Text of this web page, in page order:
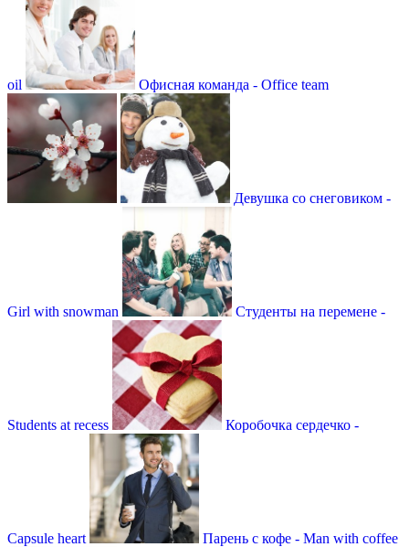
oil Офисная команда - Office team
Девушка со снеговиком -
Girl with snowman Студенты на перемене -
Students at recess Коробочка сердечко -
Capsule heart Парень с кофе - Man with coffee